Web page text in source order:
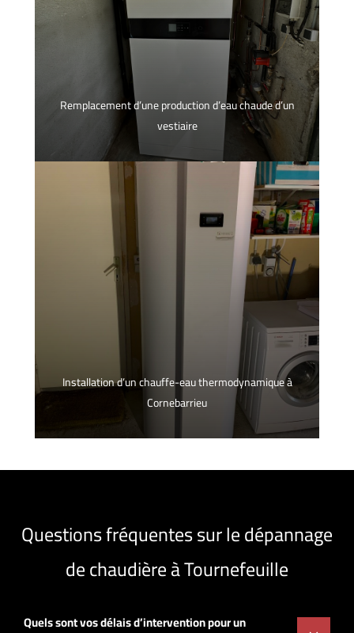
Remplacement d’une production d’eau chaude d’un
vestiaire
Installation d’un chauffe-eau thermodynamique à
Cornebarrieu
Questions fréquentes sur le dépannage
de chaudière à Tournefeuille
Quels sont vos délais d’intervention pour un